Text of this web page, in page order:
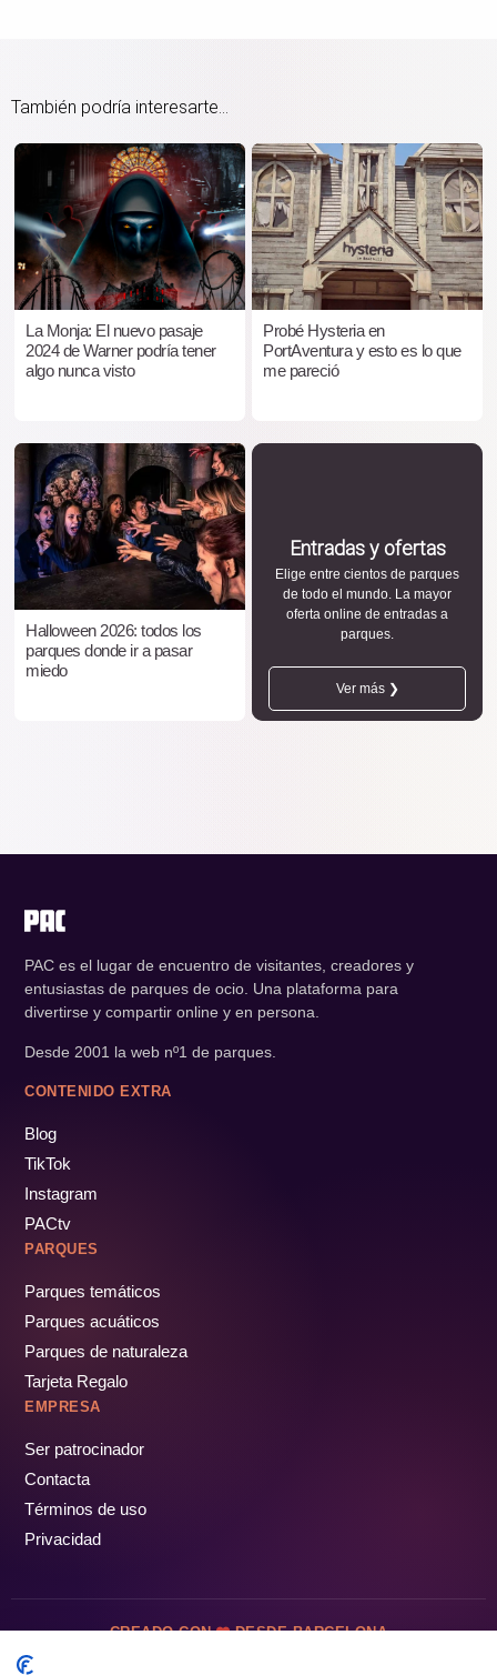
También podría interesarte...
La Monja: El nuevo pasaje
2024 de Warner podría tener
algo nunca visto
Probé Hysteria en
PortAventura y esto es lo que
me pareció
Halloween 2026: todos los
parques donde ir a pasar
miedo
Entradas y ofertas
Elige entre cientos de parques
de todo el mundo. La mayor
oferta online de entradas a
parques.
Ver más ❯
PAC es el lugar de encuentro de visitantes, creadores y
entusiastas de parques de ocio. Una plataforma para
divertirse y compartir online y en persona.
Desde 2001 la web nº1 de parques.
CONTENIDO EXTRA
Blog
TikTok
Instagram
PACtv
PARQUES
Parques temáticos
Parques acuáticos
Parques de naturaleza
Tarjeta Regalo
EMPRESA
Ser patrocinador
Contacta
Términos de uso
Privacidad
CREADO CON DESDE BARCELONA